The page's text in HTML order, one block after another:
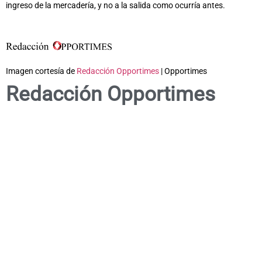
ingreso de la mercadería, y no a la salida como ocurría antes.
Imagen cortesía de Redacción Opportimes | Opportimes
Redacción Opportimes